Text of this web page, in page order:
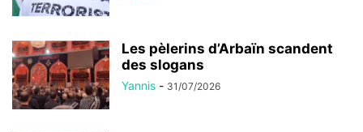
Les pèlerins d’Arbaïn scandent
des slogans
Yannis - 31/07/2026